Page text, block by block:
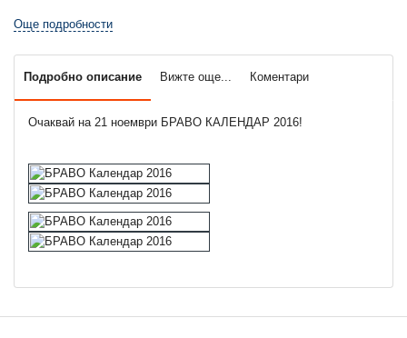
Още подробности
Подробно описание Вижте още... Коментари
Очаквай на 21 ноември БРАВО КАЛЕНДАР 2016!